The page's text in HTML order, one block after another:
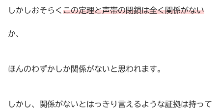
しかしおそらく この定理と声帯の閉鎖は全く関係がない
か、
ほんのわずかしか関係がないと思われます。
しかし、関係がないとはっきり言えるような証拠は持って